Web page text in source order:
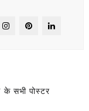
के सभी पोस्टर